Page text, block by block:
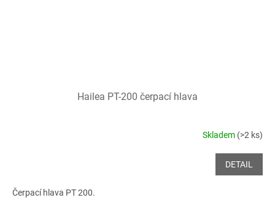
Hailea PT-200 čerpací hlava
Skladem (>2 ks)
DETAIL
Čerpací hlava PT 200.